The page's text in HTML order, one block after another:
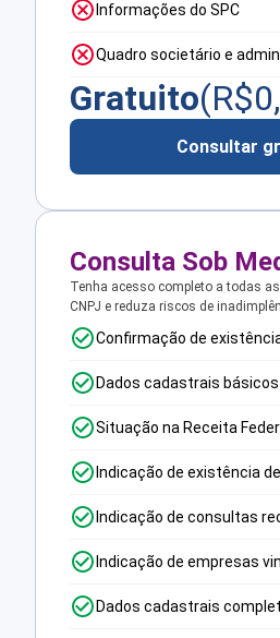
Informações do SPC
Quadro societário e
Gratuito(R$
Consultar
Consulta Sob
Tenha acesso completo a todas
CNPJ e reduza riscos de
Confirmação de
Dados cadastrais básicos
Situação na Receita
Indicação de existência
Indicação de consultas
Indicação de empresas
Dados cadastrais